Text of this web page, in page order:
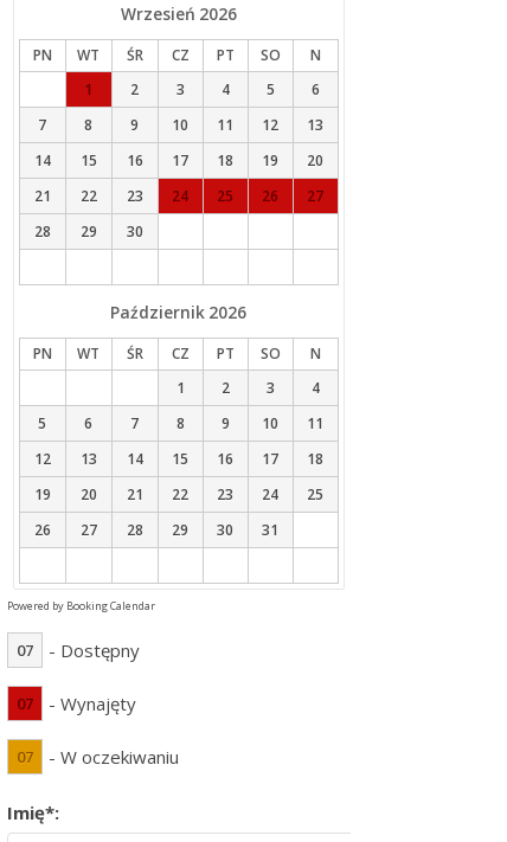
Wrzesień 2026
PN WT ŚR CZ PT SO
N
1
2 3 4 5
6
7
8 9 10 11 12
13
14
15 16 17 18 19
20
21
22 23 24 25 26
27
28
29 30
Październik 2026
PN WT ŚR CZ PT SO
N
1
2 3
4
5
6 7 8 9 10
11
12
13 14 15 16 17
18
19
20 21 22 23 24
25
26
27 28 29 30 31
Powered by Booking Calendar
07 - Dostępny
07 - Wynajęty
07 - W oczekiwaniu
Imię*: